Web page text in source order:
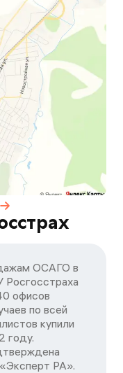
ОСАГО в
Росгосстраха
офисов
по всей
купили
году.
РА».